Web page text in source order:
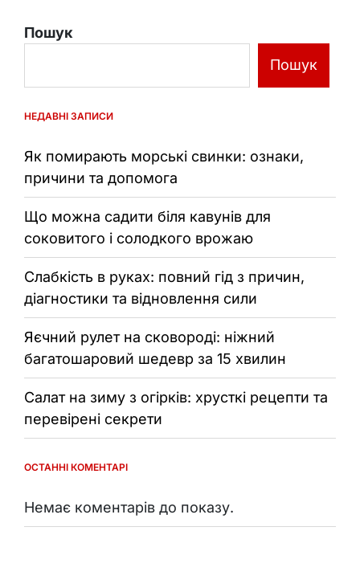
Пошук
Пошук
НЕДАВНІ ЗАПИСИ
Як помирають морські свинки: ознаки,
причини та допомога
Що можна садити біля кавунів для
соковитого і солодкого врожаю
Слабкість в руках: повний гід з причин,
діагностики та відновлення сили
Яєчний рулет на сковороді: ніжний
багатошаровий шедевр за 15 хвилин
Салат на зиму з огірків: хрусткі рецепти та
перевірені секрети
ОСТАННІ КОМЕНТАРІ
Немає коментарів до показу.